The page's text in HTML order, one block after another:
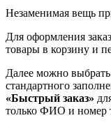
Незаменимая вещь
Для оформления
товары в корзину и
Далее можно
стандартного
«Быстрый заказ»
только ФИО и номер